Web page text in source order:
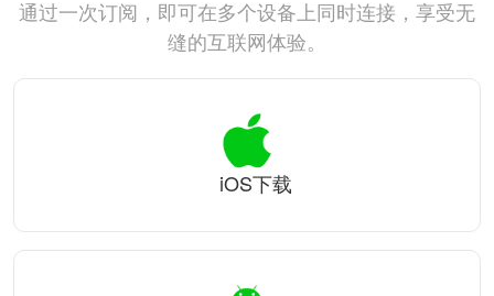
通过一次订阅，即可在多个设备上同时连接，享受无
缝的互联网体验。
iOS下载